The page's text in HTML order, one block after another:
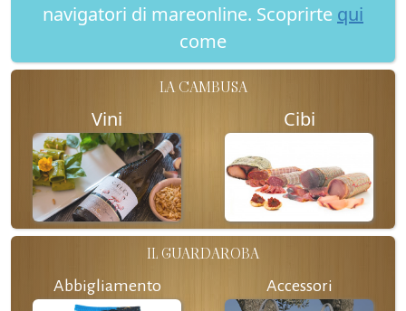
navigatori di mareonline. Scoprirte qui
come
LA CAMBUSA
Vini Cibi
IL GUARDAROBA
Abbigliamento Accessori